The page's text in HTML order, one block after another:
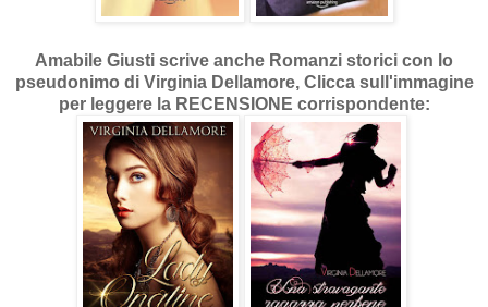
Amabile Giusti scrive anche Romanzi storici con lo
pseudonimo di Virginia Dellamore, Clicca sull'immagine
per leggere la RECENSIONE corrispondente: